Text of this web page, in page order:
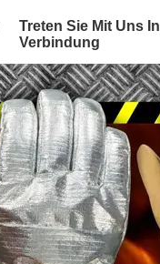
Treten Sie Mit Uns In
Verbindung